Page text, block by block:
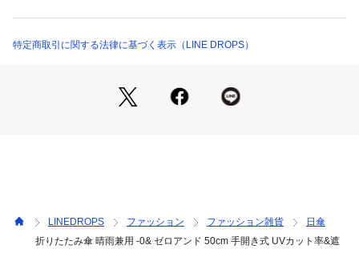
【入れやすい収納ケース】
また、カラビナ付きなので、カバンに取り付けることも可能で
ものだけを謳っております。
これらの品質や安全面もあり、一部商品は百貨店様などでもお
特定商取引に関する法律に基づく表示（LINE DROPS）
LINEDROPS ファッション ファッション雑貨
日傘
折りたたみ傘 晴雨兼用 -0& ゼロアンド 50cm 手開き式 UVカット率&遮